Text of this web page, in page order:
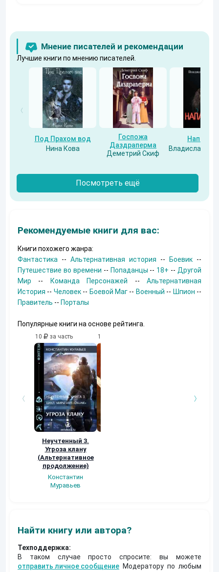
Мнение писателей и рекомендации
Лучшие книги по мнению писателей.
Под Прахом вод
Нина Кова
Госпожа
Даздраперма
Деметрий Скиф
Напарник
Владислав
Посмотреть ещё
Рекомендуемые книги для вас:
Книги похожего жанра:
Фантастика -- Альтернативная история -- Боевик --
Путешествие во времени -- Попаданцы -- 18+ -- Другой
Мир -- Команда Персонажей --Альтернативная
История -- Человек-- Боевой Маг -- Военный -- Шпион --
Правитель -- Порталы
Популярные книги на основе рейтинга.
10 за часть
Неучтенный 3.
Угроза клану
(Альтернативное
продолжение)
Константин
Муравьев
10
Найти книгу или автора?
Техподдержка:
В таком случае просто спросите: вы можете
отправить личное сообщение Модератору по любым